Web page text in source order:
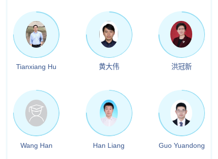
Tianxiang Hu 黄大伟 洪冠新
Wang Han Han Liang Guo Yuandong